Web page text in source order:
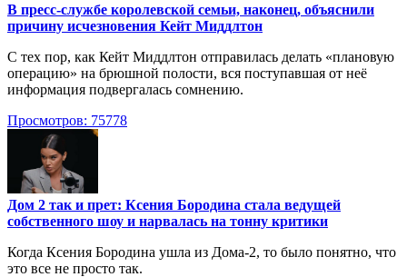
В пресс-службе королевской семьи, наконец, объяснили
причину исчезновения Кейт Миддлтон
С тех пор, как Кейт Миддлтон отправилась делать «плановую
операцию» на брюшной полости, вся поступавшая от неё
информация подвергалась сомнению.
Просмотров: 75778
Дом 2 так и прет: Ксения Бородина стала ведущей
собственного шоу и нарвалась на тонну критики
Когда Ксения Бородина ушла из Дома-2, то было понятно, что
это все не просто так.